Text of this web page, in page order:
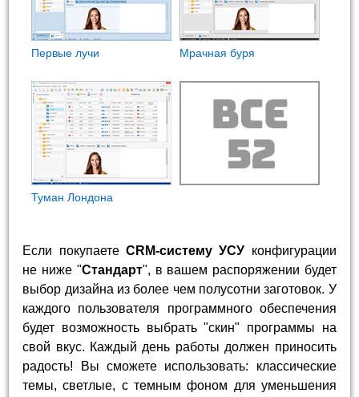
Первые лучи Мрачная буря
Туман Лондона
Если покупаете CRM-систему УСУ конфигурации
не ниже "Стандарт", в вашем распоряжении будет
выбор дизайна из более чем полусотни заготовок. У
каждого пользователя программного обеспечения
будет возможность выбрать "скин" программы на
свой вкус. Каждый день работы должен приносить
радость! Вы сможете использовать: классические
темы, светлые, с темным фоном для уменьшения